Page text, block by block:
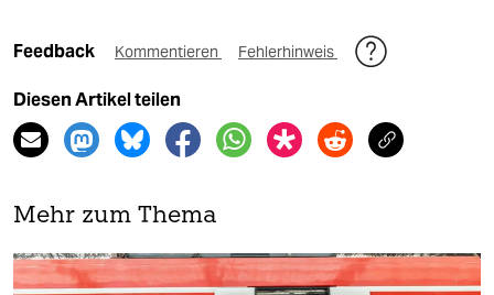
Feedback Kommentieren Fehlerhinweis
Diesen Artikel teilen
Mehr zum Thema